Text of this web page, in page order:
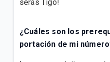
Postpago
Consulta sobre tu
Conoce cómo ver los
serás Tigo!
¿Cuáles son los
portación de mi